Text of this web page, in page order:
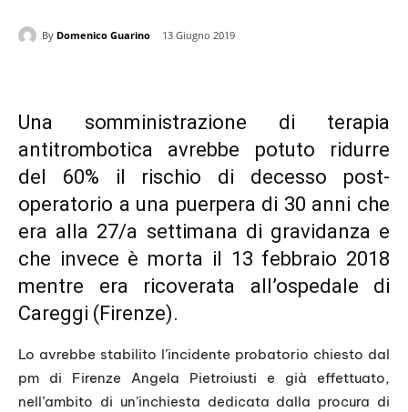
By Domenico Guarino 13 Giugno 2019
Una somministrazione di terapia
antitrombotica avrebbe potuto ridurre
del 60% il rischio di decesso post-
operatorio a una puerpera di 30 anni che
era alla 27/a settimana di gravidanza e
che invece è morta il 13 febbraio 2018
mentre era ricoverata all’ospedale di
Careggi (Firenze).
Lo avrebbe stabilito l’incidente probatorio chiesto dal
pm di Firenze Angela Pietroiusti e già effettuato,
nell’ambito di un’inchiesta dedicata dalla procura di